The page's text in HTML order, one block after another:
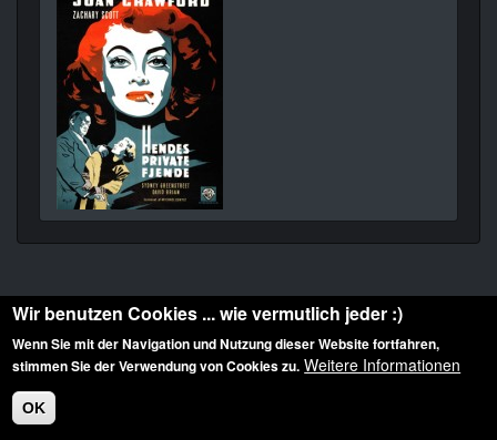
Diese Website ist urheberrechtlich geschützt: © 2010-2026 der Film Noir de. Alle
Rechte vorbehalten.
Wir benutzen Cookies ... wie vermutlich jeder :)
Wenn Sie mit der Navigation und Nutzung dieser Website fortfahren,
stimmen Sie der Verwendung von Cookies zu. Weitere Informationen
OK